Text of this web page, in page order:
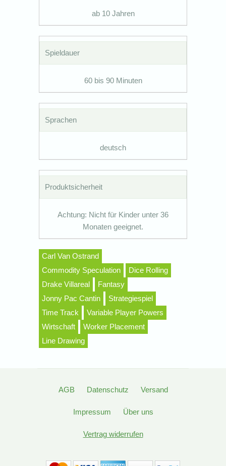
ab 10 Jahren
Spieldauer
60 bis 90 Minuten
Sprachen
deutsch
Produktsicherheit
Achtung: Nicht für Kinder unter 36
Monaten geeignet.
Carl Van Ostrand
Commodity Speculation
Dice Rolling
Drake Villareal
Fantasy
Jonny Pac Cantin
Strategiespiel
Time Track
Variable Player Powers
Wirtschaft
Worker Placement
Line Drawing
AGB Datenschutz Versand
Impressum Über uns
Vertrag widerrufen